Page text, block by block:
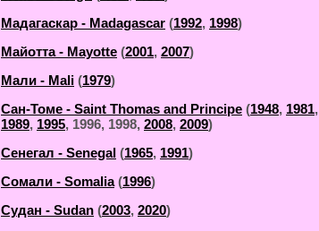
Мадагаскар - Madagascar (1992, 1998)
Майотта - Mayotte (2001, 2007)
Мали - Mali (1979)
Сан-Томе - Saint Thomas and Principe (1948, 1981,
1989, 1995, 1996, 1998, 2008, 2009)
Сенегал - Senegal (1965, 1991)
Сомали - Somalia(1996)
Судан - Sudan (2003, 2020)